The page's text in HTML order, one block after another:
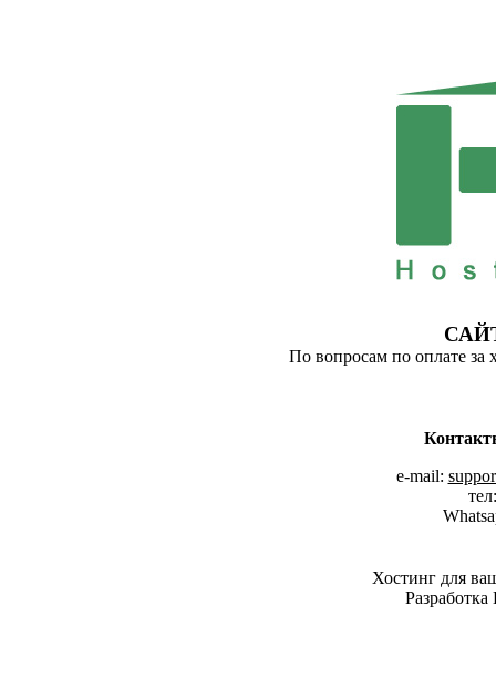
По вопросам по оплате за
e-mail:
Хостинг для